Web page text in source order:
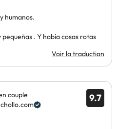
humanos.
. Y había cosas rotas
Voir la traduction
9.7
couple